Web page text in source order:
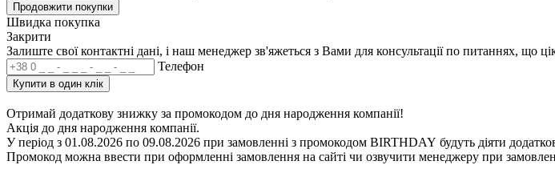
Продовжити покупки
Швидка покупка
Закрити
Залиште свої контактні дані, і наш менеджер зв'яжеться з Вами для консультації по питаннях, що
Телефон
Купити в один клік
Отримай додаткову знижку за промокодом до дня народження компанії!
Акція до дня народження компанії.
У період з 01.08.2026 по 09.08.2026 при замовленні з промокодом BIRTHDAY будуть діяти
Промокод можна ввести при оформленні замовлення на сайті чи озвучити менеджеру при